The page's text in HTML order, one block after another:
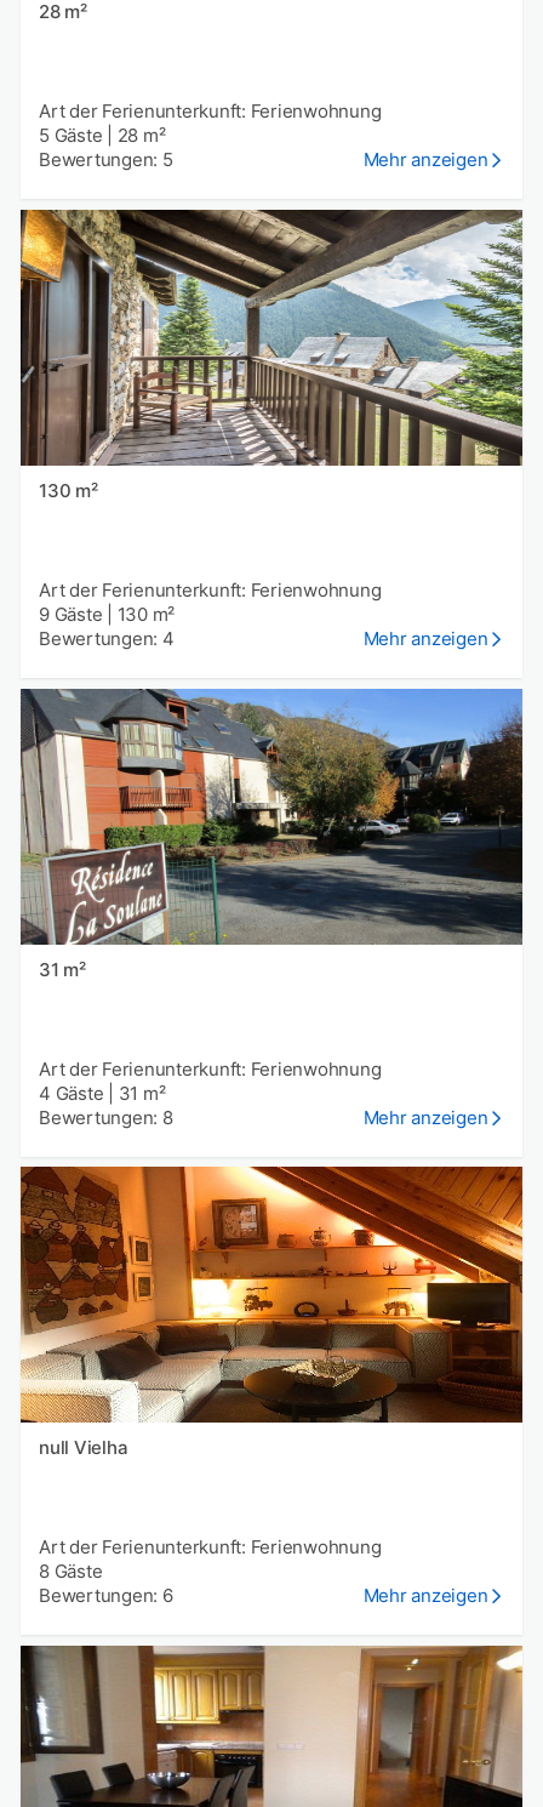
28 m²
Art der Ferienunterkunft: Ferienwohnung
5 Gäste
28 m²
Bewertungen: 5
Mehr anzeigen
130 m²
Art der Ferienunterkunft: Ferienwohnung
9 Gäste
130 m²
Bewertungen: 4
Mehr anzeigen
31 m²
Art der Ferienunterkunft: Ferienwohnung
4 Gäste
31 m²
Bewertungen: 8
Mehr anzeigen
null Vielha
Art der Ferienunterkunft: Ferienwohnung
8 Gäste
Bewertungen: 6
Mehr anzeigen